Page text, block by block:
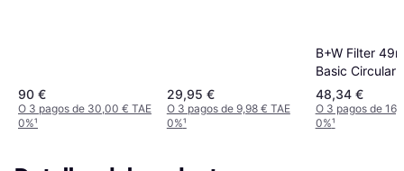
90 €
O 3 pagos de 30,00 € TAE
0%¹
29,95 €
O 3 pagos de 9,98 € TAE
0%¹
B+W Filter
Basic Circular
Polarizer MRC
48,34 €
O 3 pagos de
0%¹